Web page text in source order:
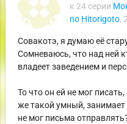
к 24 серии
no Hitorigoto,
Совакотэ, я думаю её
Сомневаюсь, что над ней
владеет заведением и
То что он ей не мог
же такой умный,
не мог письма